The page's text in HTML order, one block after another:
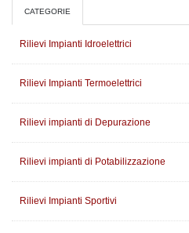
CATEGORIE
Rilievi Impianti Idroelettrici
Rilievi Impianti Termoelettrici
Rilievi impianti di Depurazione
Rilievi impianti di Potabilizzazione
Rilievi Impianti Sportivi